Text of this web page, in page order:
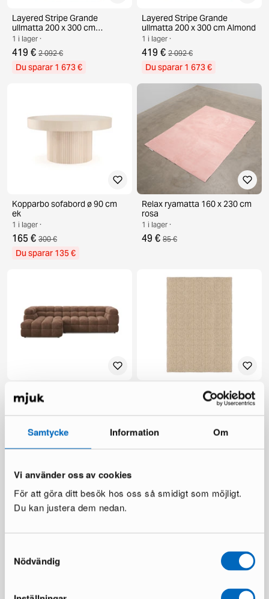
Samtycke Information Om
Vi använder oss av cookies
För att göra ditt besök hos oss så smidigt som möjligt.
Du kan justera dem nedan.
Nödvändig
Layered Stripe Grande
ullmatta 200 x 300 cm
Pistachio
1 i lager ·
419 € 2 092 €
Du sparar 1 673 €
Layered Stripe Grande
ullmatta 200 x 300 cm Almond
1 i lager ·
419 € 2 092 €
Du sparar 1 673 €
Kopparbo sofabord ø 90 cm
ek
1 i lager ·
165 € 300 €
Du sparar 135 €
Relax ryamatta 160 x 230 cm
rosa
1 i lager ·
49 € 85 €
Elise 4-sits soffa med divan
brun
Du sparar 481 €
Layered Sisal Plain matta 180
x 270 cm natural
Du sparar 550 €
2 i lager ·